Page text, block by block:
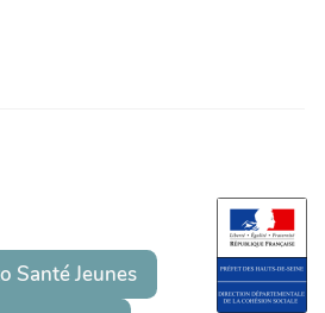
Santé Jeunes